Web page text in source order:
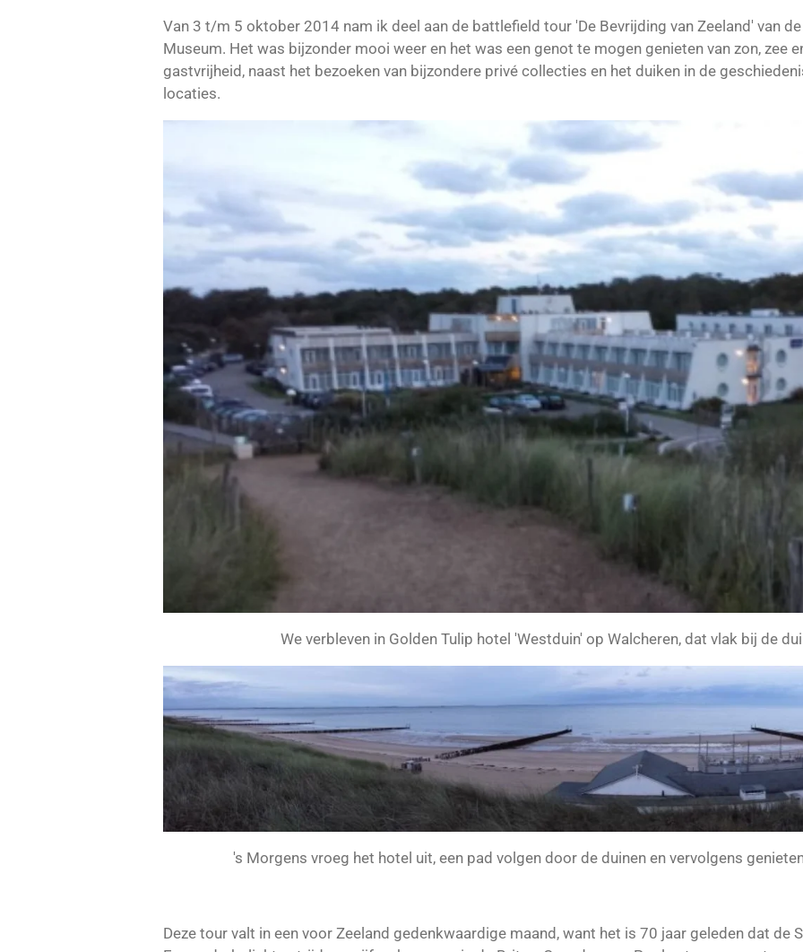
Van 3 t/m 5 oktober 2014 nam ik deel aan de battlefield tour 'De Bevrijding van Zeeland' van
Museum. Het was bijzonder mooi weer en het was een genot te mogen genieten van zon, zee
gastvrijheid, naast het bezoeken van bijzondere privé collecties en het duiken in de
locaties.
We verbleven in Golden Tulip hotel 'Westduin' op Walcheren, dat vlak bij de
's Morgens vroeg het hotel uit, een pad volgen door de duinen en vervolgens
Deze tour valt in een voor Zeeland gedenkwaardige maand, want het is 70 jaar geleden dat de